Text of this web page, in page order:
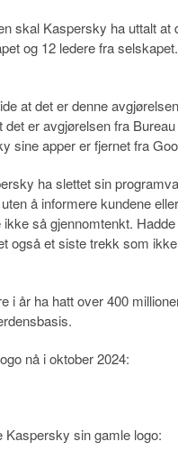
skal Kaspersky ha uttalt
og 12 ledere fra
at det er denne
det er avgjørelsen fra
sine apper er fjernet fra
ha slettet sin
å informere kundene
så gjennomtenkt.
også et siste trekk som
i år ha hatt over 400
nå i oktober 2024:
sin gamle logo: